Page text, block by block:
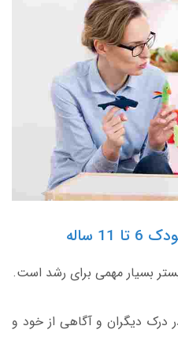
ساله
بسیار مهمی برای رشد است.
دیگران و آگاهی از خود و